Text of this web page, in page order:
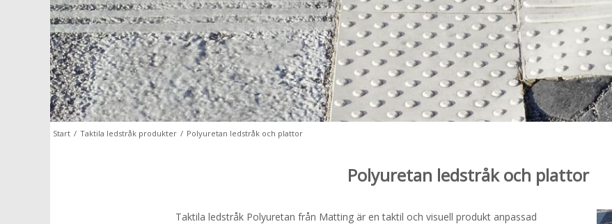
Start / Taktila ledstråk produkter / Polyuretan ledstråk och plattor
Polyuretan ledstråk och plattor
Taktila ledstråk Polyuretan från Matting är en taktil och visuell produkt anpassad